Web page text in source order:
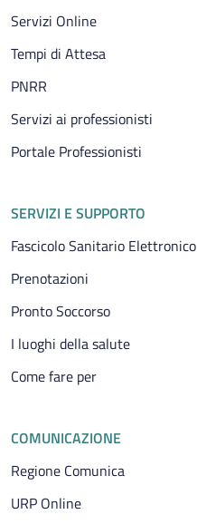
Servizi Online
Tempi di Attesa
PNRR
Servizi ai professionisti
Portale Professionisti
SERVIZI E SUPPORTO
Fascicolo Sanitario Elettronico
Prenotazioni
Pronto Soccorso
I luoghi della salute
Come fare per
COMUNICAZIONE
Regione Comunica
URP Online